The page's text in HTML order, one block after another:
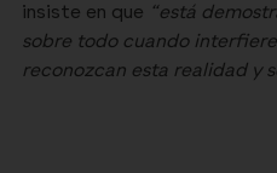
insiste en que “está
sobre todo cuando
reconozcan esta realidad y